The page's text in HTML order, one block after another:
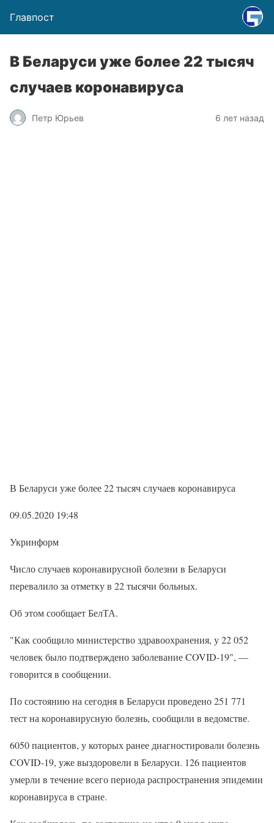
Главпост
В Беларуси уже более 22 тысяч
случаев коронавируса
Петр Юрьев 6 лет назад
В Беларуси уже более 22 тысяч случаев коронавируса
09.05.2020 19:48
Укринформ
Число случаев коронавирусной болезни в Беларуси
перевалило за отметку в 22 тысячи больных.
Об этом сообщает БелТА.
"Как сообщило министерство здравоохранения, у 22 052
человек было подтверждено заболевание COVID-19", —
говорится в сообщении.
По состоянию на сегодня в Беларуси проведено 251 771
тест на коронавирусную болезнь, сообщили в ведомстве.
6050 пациентов, у которых ранее диагностировали болезнь
COVID-19, уже выздоровели в Беларуси. 126 пациентов
умерли в течение всего периода распространения эпидемии
коронавируса в стране.